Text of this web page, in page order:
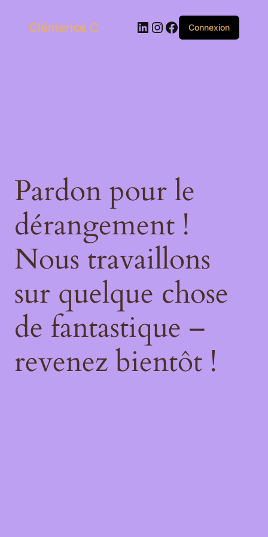
Clémence C LinkedIn
Instagram
Facebook
Connexion
Pardon pour le
dérangement !
Nous travaillons
sur quelque chose
de fantastique –
revenez bientôt !